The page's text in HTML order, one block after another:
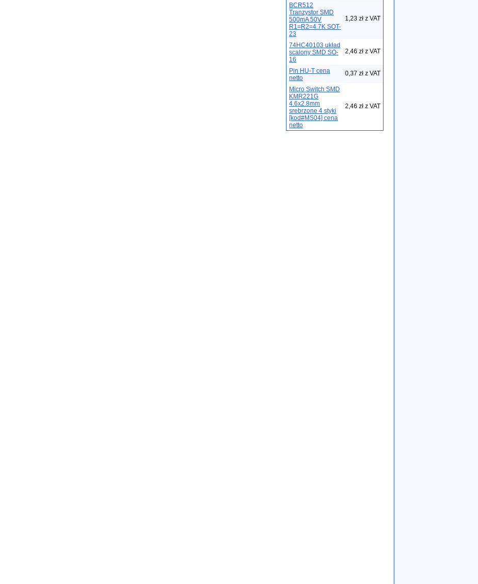
BCR512
Tranzystor SMD
500mA 50V
R1=R2=4.7K SOT-
23
1,23 zł z VAT
74HC40103 układ
scalony SMD SO-
16
2,46 zł z VAT
Pin HU-T cena
netto
0,37 zł z VAT
Micro Switch SMD
KMR221G
4.6x2.8mm
srebrzone 4 styki
[kod#MS04] cena
netto
2,46 zł z VAT